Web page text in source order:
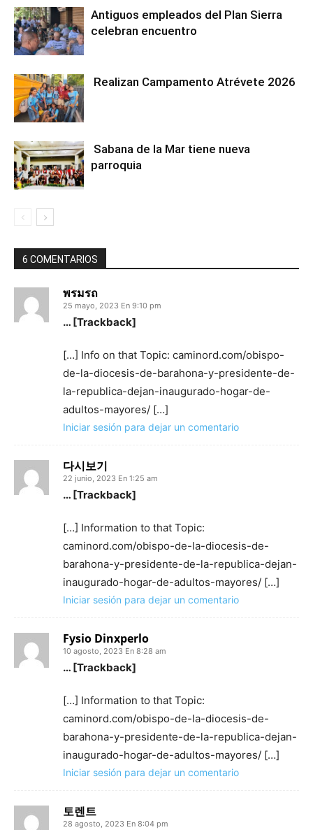
Antiguos empleados del Plan Sierra
celebran encuentro
Realizan Campamento Atrévete 2026
Sabana de la Mar tiene nueva
parroquia
6 COMENTARIOS
พรมรถ
25 mayo, 2023 En 9:10 pm
… [Trackback]
[…] Info on that Topic: caminord.com/obispo-
de-la-diocesis-de-barahona-y-presidente-de-
la-republica-dejan-inaugurado-hogar-de-
adultos-mayores/ […]
Iniciar sesión para dejar un comentario
다시보기
22 junio, 2023 En 1:25 am
… [Trackback]
[…] Information to that Topic:
caminord.com/obispo-de-la-diocesis-de-
barahona-y-presidente-de-la-republica-dejan-
inaugurado-hogar-de-adultos-mayores/ […]
Iniciar sesión para dejar un comentario
Fysio Dinxperlo
10 agosto, 2023 En 8:28 am
… [Trackback]
[…] Information to that Topic:
caminord.com/obispo-de-la-diocesis-de-
barahona-y-presidente-de-la-republica-dejan-
inaugurado-hogar-de-adultos-mayores/ […]
Iniciar sesión para dejar un comentario
토렌트
28 agosto, 2023 En 8:04 pm